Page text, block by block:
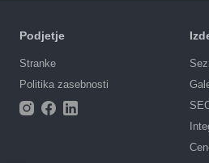
Podjetje
Stranke
Politika zasebnosti